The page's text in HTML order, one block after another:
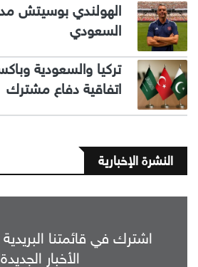
الهولندي بوسيتش
السعودي
تركيا والسعودية
اتفاقية دفاع مشترك
النشرة الإخبارية
اشترك في قائمتنا
الأخبار